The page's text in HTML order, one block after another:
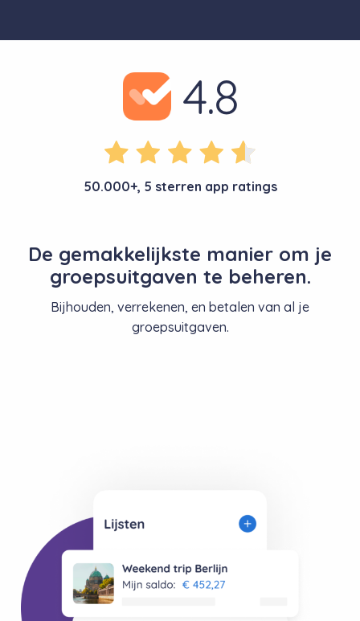
50.000+, 5 sterren app ratings
De gemakkelijkste manier om je
groepsuitgaven te beheren.
Bijhouden, verrekenen, en betalen van al je
groepsuitgaven.